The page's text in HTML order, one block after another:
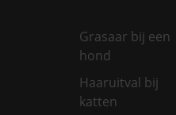
Grasaar bij een
hond
Haaruitval bij
katten